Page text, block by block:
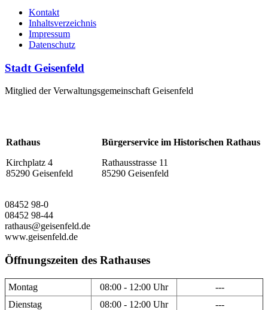
Kontakt
Inhaltsverzeichnis
Impressum
Datenschutz
Stadt Geisenfeld
Mitglied der Verwaltungsgemeinschaft Geisenfeld
Rathaus
Kirchplatz 4
85290 Geisenfeld
Bürgerservice im Historischen Rathaus
Rathausstrasse 11
85290 Geisenfeld
08452 98-0
08452 98-44
rathaus@geisenfeld.de
www.geisenfeld.de
Öffnungszeiten des Rathauses
Montag 08:00 - 12:00 Uhr
---
Dienstag
08:00 - 12:00 Uhr ---